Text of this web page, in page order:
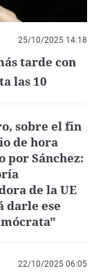
25/10/2025 14:18
tarde con
las 10
sobre el fin
de hora
por Sánchez:
de la UE
darle ese
22/10/2025 06:05